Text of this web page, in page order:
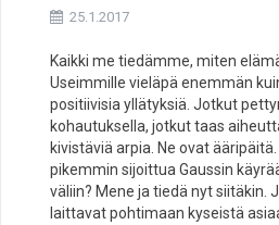
25.1.2017
Kaikki me tiedämme, miten
Useimmille vieläpä enemmän
positiivisia yllätyksiä. Jotkut
kohautuksella, jotkut taas
kivistäviä arpia. Ne ovat
pikemmin sijoittua Gaussin
väliin? Mene ja tiedä nyt siitäkin.
laittavat pohtimaan kyseistä